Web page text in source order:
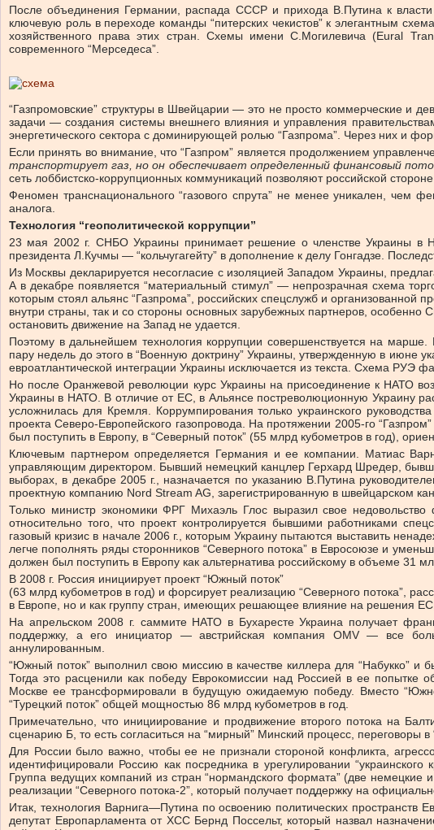
После объединения Германии, распада СССР и прихода В.Путина к
ключевую роль в переходе команды “питерских чекистов” к элегантным
хозяйственного права этих стран. Схемы имени С.Могилевича (Eural
современного “Мерседеса”.
“Газпромовские” структуры в Швейцарии — это не просто коммерческие и
задачи — создания системы внешнего влияния и управления
энергетического сектора с доминирующей ролью “Газпрома”. Через них и
Если принять во внимание, что “Газпром” является продолжением
транспортирует газ, но он обеспечивает определенный финансовый пото
сеть лоббистско-коррупционных коммуникаций позволяют российской
Феномен транснационального “газового спрута” не менее уникален, чем
аналога.
Технология “геополитической коррупции”
23 мая 2002 г. СНБО Украины принимает решение о членстве Украины в
президента Л.Кучмы — “кольчугагейту” в дополнение к делу Гонгадзе.
Из Москвы декларируется несогласие с изоляцией Западом Украины,
А в декабре появляется “материальный стимул” — непрозрачная схема
которым стоял альянс “Газпрома”, российских спецслужб и организованной
внутри страны, так и со стороны основных зарубежных партнеров,
остановить движение на Запад не удается.
Поэтому в дальнейшем технология коррупции совершенствуется на
пару недель до этого в “Военную доктрину” Украины, утвержденную в июне
евроатлантической интеграции Украины исключается из текста. Схема РУЭ
Но после Оранжевой революции курс Украины на присоединение к НАТО
Украины в НАТО. В отличие от ЕС, в Альянсе постреволюционную Украину
усложнилась для Кремля. Коррумпирования только украинского
проекта Северо-Европейского газопровода. На протяжении 2005-го
был поступить в Европу, в “Северный поток” (55 млрд кубометров в год),
Ключевым партнером определяется Германия и ее компании. Матиас
управляющим директором. Бывший немецкий канцлер Герхард Шредер,
выборах, в декабре 2005 г., назначается по указанию В.Путина
проектную компанию Nord Stream AG, зарегистрированную в швейцарском
Только министр экономики ФРГ Михаэль Глос выразил свое
относительно того, что проект контролируется бывшими работниками
газовый кризис в начале 2006 г., которым Украину пытаются выставить
легче пополнять ряды сторонников “Северного потока” в Евросоюзе и
должен был поступить в Европу как альтернатива российскому в объеме 31
В 2008 г. Россия инициирует проект “Южный поток”
(63 млрд кубометров в год) и форсирует реализацию “Северного потока”,
в Европе, но и как группу стран, имеющих решающее влияние на решения
На апрельском 2008 г. саммите НАТО в Бухаресте Украина получает
поддержку, а его инициатор — австрийская компания OMV — все
аннулированным.
“Южный поток” выполнил свою миссию в качестве киллера для “Набукко” и
Тогда это расценили как победу Еврокомиссии над Россией в ее
Москве ее трансформировали в будущую ожидаемую победу. Вместо
“Турецкий поток” общей мощностью 86 млрд кубометров в год.
Примечательно, что инициирование и продвижение второго потока на
сценарию Б, то есть согласиться на “мирный” Минский процесс,
Для России было важно, чтобы ее не признали стороной конфликта,
идентифицировали Россию как посредника в урегулировании
Группа ведущих компаний из стран “нормандского формата” (две
реализации “Северного потока-2”, который получает поддержку на
Итак, технология Варнига—Путина по освоению политических
депутат Европарламента от ХСС Бернд Поссельт, который назвал